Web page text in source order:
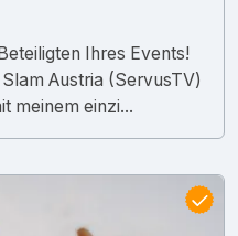
Ihres Events!
Austria (ServusTV)
meinem einzi...